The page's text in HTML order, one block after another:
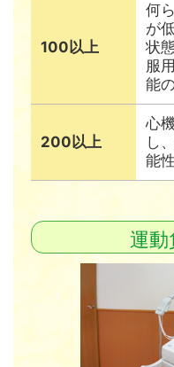
100以上
何
が
状
服
能
200以上
心
し
能
運動